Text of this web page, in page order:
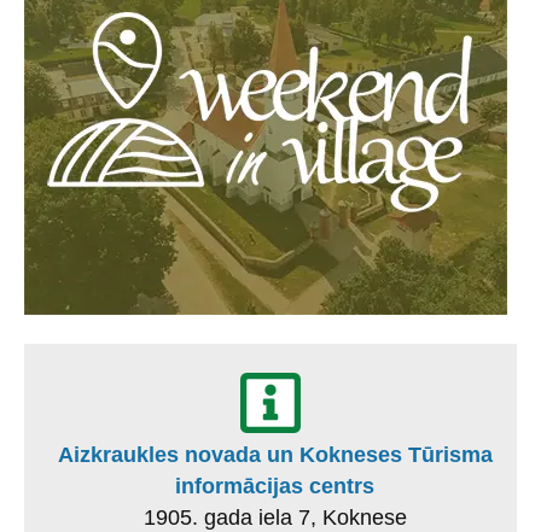
Aizkraukles novada un Kokneses Tūrisma
informācijas centrs
1905. gada iela 7, Koknese